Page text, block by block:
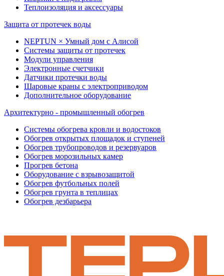
Теплоизоляция и аксессуары
Защита от протечек воды
NEPTUN × Умный дом с Алисой
Системы защиты от протечек
Модули управления
Электронные счетчики
Датчики протечки воды
Шаровые краны с электроприводом
Дополнительное оборудование
Архитектурно - промышленный обогрев
Системы обогрева кровли и водостоков
Обогрев открытых площадок и ступеней
Обогрев трубопроводов и резервуаров
Обогрев морозильных камер
Прогрев бетона
Оборудование с взрывозащитой
Обогрев футбольных полей
Обогрев грунта в теплицах
Обогрев дезбарьера